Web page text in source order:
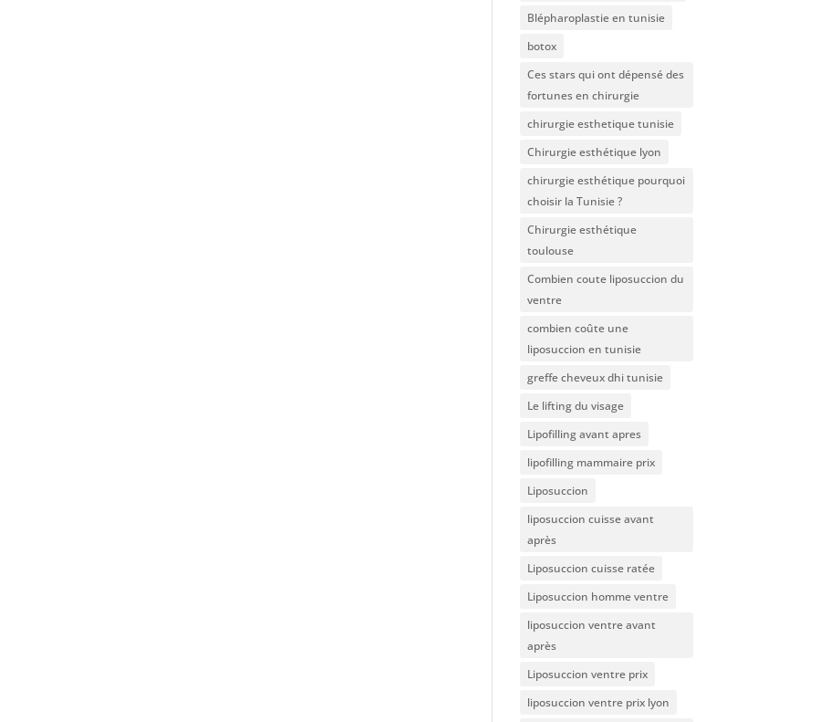
Blépharoplastie en tunisie
botox
Ces stars qui ont dépensé des
fortunes en chirurgie
chirurgie esthetique tunisie
Chirurgie esthétique lyon
chirurgie esthétique pourquoi
choisir la Tunisie ?
Chirurgie esthétique
toulouse
Combien coute liposuccion du
ventre​
combien coûte une
liposuccion en tunisie
greffe cheveux dhi tunisie
Le lifting du visage
Lipofilling avant apres
lipofilling mammaire prix
Liposuccion
liposuccion cuisse avant
après
Liposuccion cuisse ratée
Liposuccion homme ventre
liposuccion ventre avant
après
Liposuccion ventre prix
liposuccion ventre prix lyon